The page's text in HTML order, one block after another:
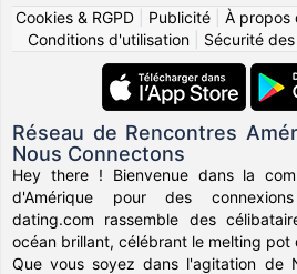
Cookies & RGPD
Publicité À propos
Conditions d'utilisation| Sécurité
Réseau de Rencontres
Nous Connectons
Hey there ! Bienvenue dans la
d'Amérique pour des
dating.com rassemble des
océan brillant, célébrant le melting pot
Que vous soyez dans l'agitation de